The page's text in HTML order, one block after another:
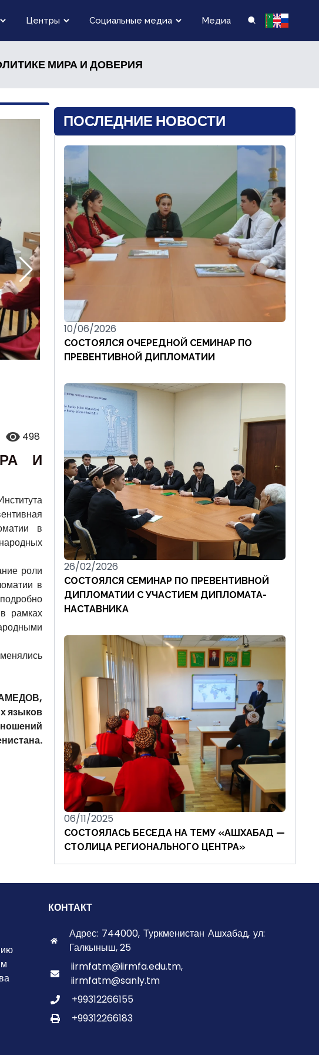
Центры Социальные медиа Медиа
МИРА И ДОВЕРИЯ
498
И
в
роли
в
рамках
языков
ПОСЛЕДНИЕ НОВОСТИ
10/06/2026
СОСТОЯЛСЯ ОЧЕРЕДНОЙ СЕМИНАР ПО
ПРЕВЕНТИВНОЙ ДИПЛОМАТИИ
26/02/2026
СОСТОЯЛСЯ СЕМИНАР ПО ПРЕВЕНТИВНОЙ
ДИПЛОМАТИИ С УЧАСТИЕМ ДИПЛОМАТА-
НАСТАВНИКА
06/11/2025
СОСТОЯЛАСЬ БЕСЕДА НА ТЕМУ «АШХАБАД —
СТОЛИЦА РЕГИОНАЛЬНОГО ЦЕНТРА»
КОНТАКТ
Адрес: 744000, Туркменистан Ашхабад, ул:
Галкыныш, 25
iirmfatm@iirmfa.edu.tm,
iirmfatm@sanly.tm
+99312266155
+99312266183